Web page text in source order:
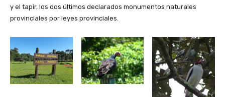
y el tapir, los dos últimos declarados monumentos naturales
provinciales por leyes provinciales.